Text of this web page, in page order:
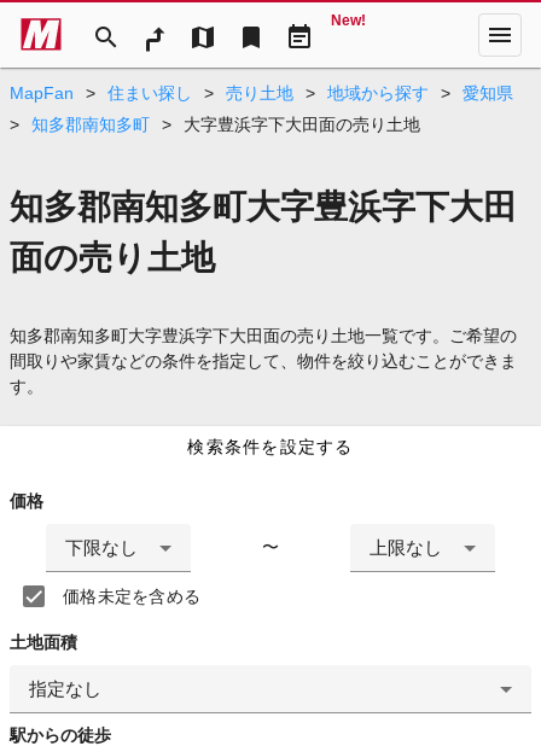
search map bookmark event_note
New! menu
MapFan > 住まい探し > 売り土地 > 地域から探す >
愛知県
>
知多郡南知多町 > 大字豊浜字下大田面の売り土地
知多郡南知多町大字豊浜字下大田
面の売り土地
知多郡南知多町大字豊浜字下大田面の売り土地一覧です。ご希望の
間取りや家賃などの条件を指定して、物件を絞り込むことができま
す。
検索条件を設定する
価格
下限なし 〜 上限なし
価格未定を含める
土地面積
指定なし
駅からの徒歩